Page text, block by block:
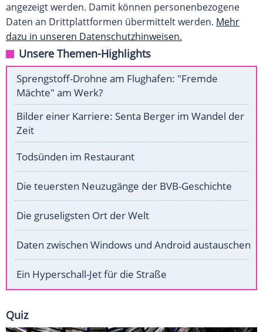
angezeigt werden. Damit können personenbezogene
Daten an Drittplattformen übermittelt werden. Mehr
dazu in unseren Datenschutzhinweisen.
Unsere Themen-Highlights
Sprengstoff-Drohne am Flughafen: "Fremde
Mächte" am Werk?
Bilder einer Karriere: Senta Berger im Wandel der
Zeit
Todsünden im Restaurant
Die teuersten Neuzugänge der BVB-Geschichte
Die gruseligsten Ort der Welt
Daten zwischen Windows und Android austauschen
Ein Hyperschall-Jet für die Straße
Quiz